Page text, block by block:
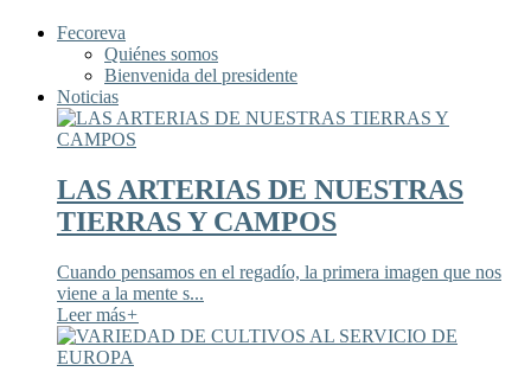
Fecoreva
Quiénes somos
Bienvenida del presidente
Noticias
LAS ARTERIAS DE NUESTRAS
TIERRAS Y CAMPOS
Cuando pensamos en el regadío, la primera imagen que nos
viene a la mente s...
Leer más+